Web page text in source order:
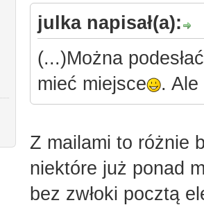
julka napisał(a):
(...)Można
mieć miejsce
. Ale
Z mailami to różnie
niektóre już ponad
bez zwłoki pocztą